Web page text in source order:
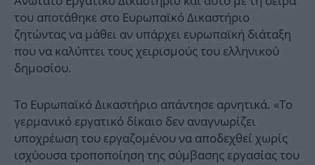
του αποτάθηκε στο Ευρωπαϊκό Δικαστήριο
ζητώντας να μάθει αν υπάρχει ευρωπαϊκή διάταξη
που να καλύπτει τους χειρισμούς του ελληνικού
δημοσίου.
Το Ευρωπαϊκό Δικαστήριο απάντησε αρνητικά. «Το
γερμανικό εργατικό δίκαιο δεν αναγνωρίζει
υποχρέωση του εργαζομένου να αποδεχθεί χωρίς
ισχύουσα τροποποίηση της σύμβασης εργασίας του